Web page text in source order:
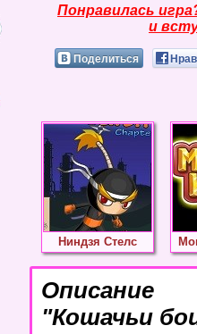
Понравилась
и
Поделиться
Ниндзя Стелс
"Кошачьи